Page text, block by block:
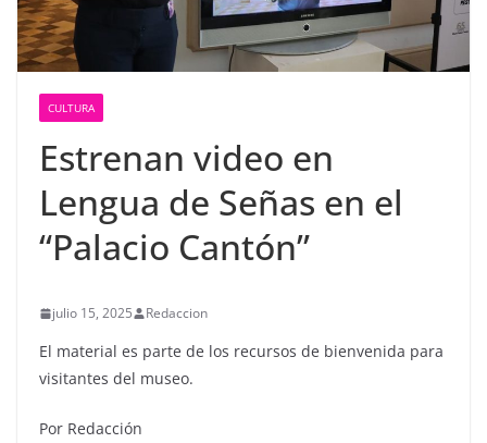
CULTURA
Estrenan video en
Lengua de Señas en el
“Palacio Cantón”
julio 15, 2025 Redaccion
El material es parte de los recursos de bienvenida para
visitantes del museo.
Por Redacción